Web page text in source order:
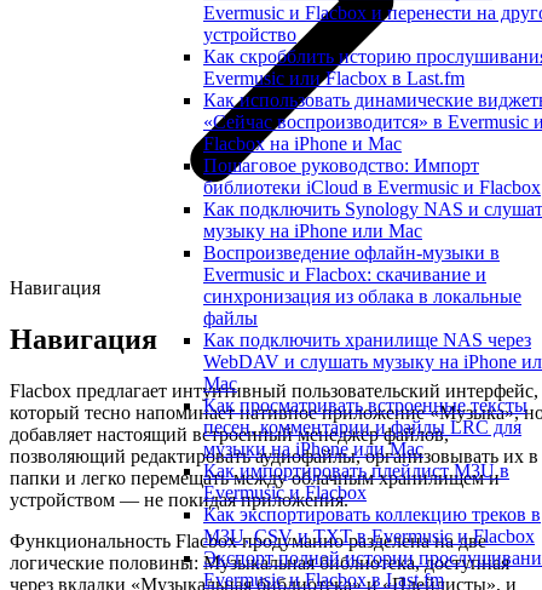
Evermusic и Flacbox и перенести на
устройство
Как скробблить историю
Evermusic или Flacbox в Last.fm
Как использовать динамические
«Сейчас воспроизводится» в Evermusic
Flacbox на iPhone и Mac
Пошаговое руководство: Импорт
библиотеки iCloud в Evermusic и Flacbox
Как подключить Synology NAS и
музыку на iPhone или Mac
Воспроизведение офлайн-музыки в
Evermusic и Flacbox: скачивание и
синхронизация из облака в локальные
файлы
Как подключить хранилище NAS через
WebDAV и слушать музыку на iPhone
Mac
Как просматривать встроенные тексты
песен, комментарии и файлы LRC для
музыки на iPhone или Mac
Как импортировать плейлист M3U в
Evermusic и Flacbox
Как экспортировать коллекцию треков в
M3U, CSV и TXT в Evermusic и Flacbox
Экспорт полной истории
Evermusic и Flacbox в Last.fm
Навигация
Навигация
Flacbox предлагает интуитивный пользовательский интерфейс,
который тесно напоминает нативное приложение «Музыка»,
добавляет настоящий встроенный менеджер файлов,
позволяющий редактировать аудиофайлы, организовывать их в
папки и легко перемещать между облачным хранилищем и
устройством — не покидая приложения.
Функциональность Flacbox продуманно разделена на две
логические половины: Музыкальная библиотека, доступная
через вкладки «Музыкальная библиотека» и «Плейлисты», и